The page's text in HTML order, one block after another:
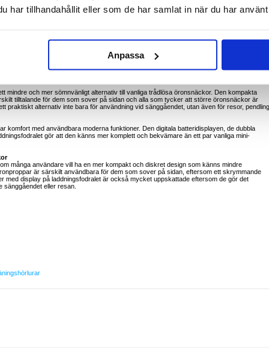
har tillhandahållit eller som de har samlat in när du har
Anpassa
kvällslyssnande
användning
kompakt bekvämlighet i vardagen
titta på videor med minskad ljudfördröjning
mindre och mer sömnvänligt alternativ till vanliga trådlösa öronsnäckor. Den kompakta
tilltalande för dem som sover på sidan och alla som tycker att större öronsnäckor är
praktiskt alternativ inte bara för användning vid sänggåendet, utan även för resor, pendling
komfort med användbara moderna funktioner. Den digitala batteridisplayen, de dubbla
gör att den känns mer komplett och bekvämare än ett par vanliga mini-
många användare vill ha en mer kompakt och diskret design som känns mindre
är särskilt användbara för dem som sover på sidan, eftersom ett skrymmande
med display på laddningsfodralet är också mycket uppskattade eftersom de gör det
eller resan.